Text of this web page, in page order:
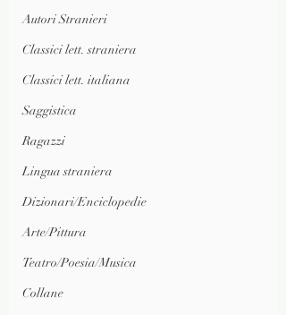
Autori Stranieri
Classici lett. straniera
Classici lett. italiana
Saggistica
Ragazzi
Lingua straniera
Dizionari/Enciclopedie
Arte/Pittura
Teatro/Poesia/Musica
Collane